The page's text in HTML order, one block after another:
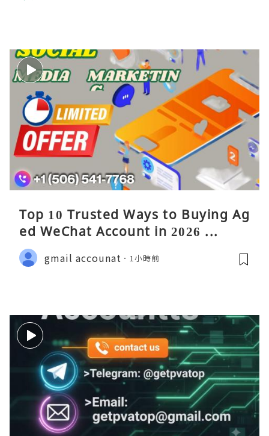
Top 10 Trusted Ways to Buying Ag
ed WeChat Account in 2026 ...
gmail accounat 1小時前